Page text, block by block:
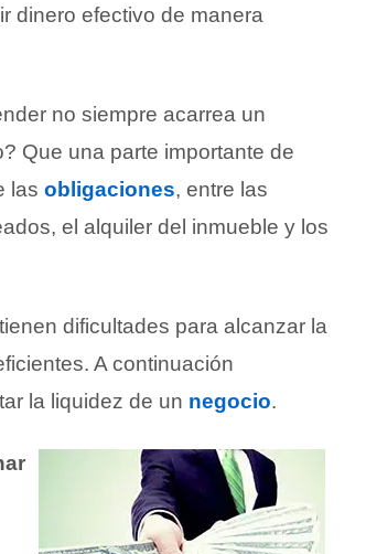
dinero efectivo de manera
no siempre acarrea un
Que una parte importante de
las obligaciones, entre las
el alquiler del inmueble y los
dificultades para alcanzar la
A continuación
la liquidez de un negocio.